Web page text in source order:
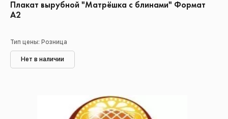
Плакат вырубной "Матрёшка с блинами" Формат
А2
Тип цены: Розница
Нет в наличии